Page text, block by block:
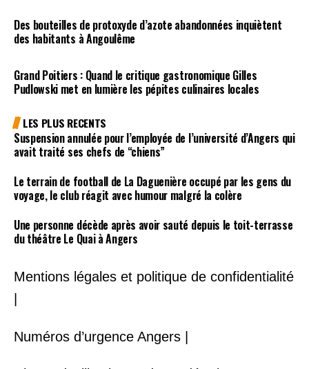
Des bouteilles de protoxyde d’azote abandonnées inquiètent
des habitants à Angoulême
Grand Poitiers : Quand le critique gastronomique Gilles
Pudlowski met en lumière les pépites culinaires locales
LES PLUS RECENTS
Suspension annulée pour l’employée de l’université d’Angers qui
avait traité ses chefs de “chiens”
Le terrain de football de La Daguenière occupé par les gens du
voyage, le club réagit avec humour malgré la colère
Une personne décède après avoir sauté depuis le toit-terrasse
du théâtre Le Quai à Angers
Mentions légales et politique de confidentialité
Numéros d’urgence Angers |